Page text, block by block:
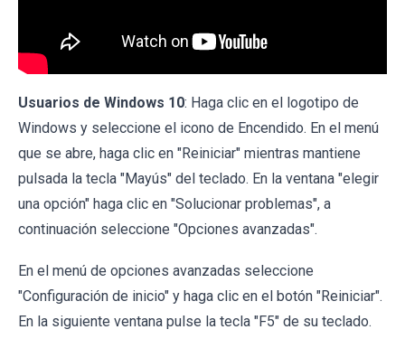
Usuarios de Windows 10: Haga clic en el logotipo de
Windows y seleccione el icono de Encendido. En el menú
que se abre, haga clic en "Reiniciar" mientras mantiene
pulsada la tecla "Mayús" del teclado. En la ventana "elegir
una opción" haga clic en "Solucionar problemas", a
continuación seleccione "Opciones avanzadas".
En el menú de opciones avanzadas seleccione
"Configuración de inicio" y haga clic en el botón "Reiniciar".
En la siguiente ventana pulse la tecla "F5" de su teclado.